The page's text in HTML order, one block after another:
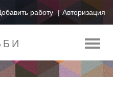
работу Авторизация